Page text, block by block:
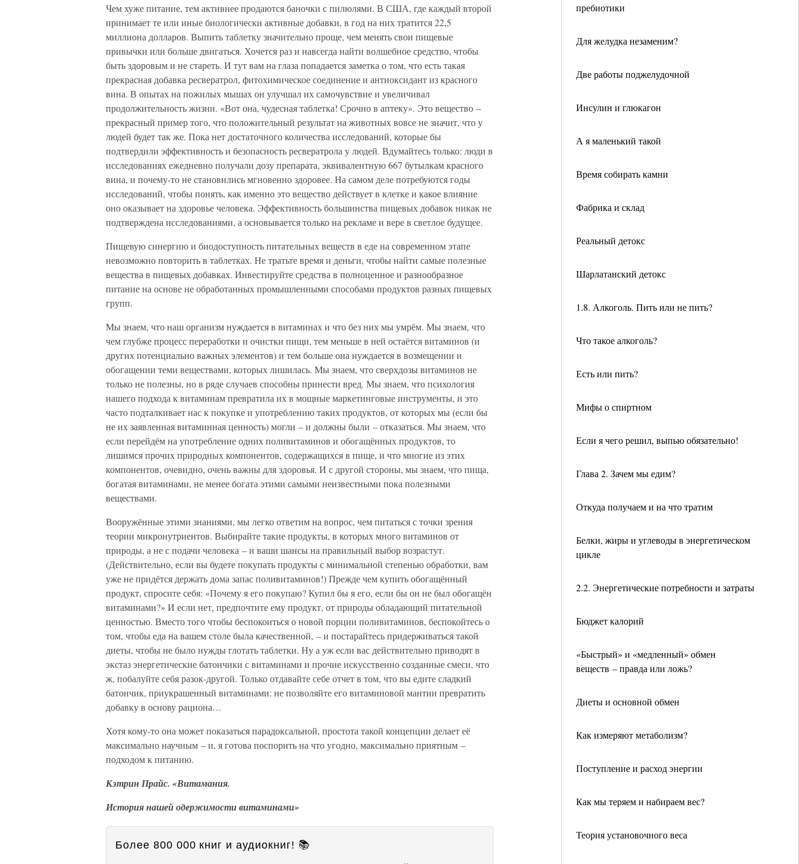
пребиотики
Для желудка незаменим?
Две работы поджелудочной
Инсулин и глюкагон
А я маленький такой
Время собирать камни
Фабрика и склад
Реальный детокс
Шарлатанский детокс
1.8. Алкоголь. Пить или не пить?
Что такое алкоголь?
Есть или пить?
Мифы о спиртном
Если я чего решил, выпью обязательно!
Глава 2. Зачем мы едим?
Откуда получаем и на что тратим
Белки, жиры и углеводы в энергетическом
цикле
2.2. Энергетические потребности и затраты
Бюджет калорий
«Быстрый» и «медленный» обмен
веществ – правда или ложь?
Диеты и основной обмен
Как измеряют метаболизм?
Поступление и расход энергии
Как мы теряем и набираем вес?
Теория установочного веса
Чем хуже питание, тем активнее продаются баночки с пилюлями. В США, где каждый второй
принимает те или иные биологически активные добавки, в год на них тратится 22,5
миллиона долларов. Выпить таблетку значительно проще, чем менять свои пищевые
привычки или больше двигаться. Хочется раз и навсегда найти волшебное средство, чтобы
быть здоровым и не стареть. И тут вам на глаза попадается заметка о том, что есть такая
прекрасная добавка ресвератрол, фитохимическое соединение и антиоксидант из красного
вина. В опытах на пожилых мышах он улучшал их самочувствие и увеличивал
продолжительность жизни. «Вот она, чудесная таблетка! Срочно в аптеку». Это вещество –
прекрасный пример того, что положительный результат на животных вовсе не значит, что у
людей будет так же. Пока нет достаточного количества исследований, которые бы
подтвердили эффективность и безопасность ресвератрола у людей. Вдумайтесь только: люди в
исследованиях ежедневно получали дозу препарата, эквивалентную 667 бутылкам красного
вина, и почему-то не становились мгновенно здоровее. На самом деле потребуются годы
исследований, чтобы понять, как именно это вещество действует в клетке и какое влияние
оно оказывает на здоровье человека. Эффективность большинства пищевых добавок никак не
подтверждена исследованиями, а основывается только на рекламе и вере в светлое будущее.
Пищевую синергию и биодоступность питательных веществ в еде на современном этапе
невозможно повторить в таблетках. Не тратьте время и деньги, чтобы найти самые полезные
вещества в пищевых добавках. Инвестируйте средства в полноценное и разнообразное
питание на основе не обработанных промышленными способами продуктов разных пищевых
групп.
Мы знаем, что наш организм нуждается в витаминах и что без них мы умрём. Мы знаем, что
чем глубже процесс переработки и очистки пищи, тем меньше в ней остаётся витаминов (и
других потенциально важных элементов) и тем больше она нуждается в возмещении и
обогащении теми веществами, которых лишилась. Мы знаем, что сверхдозы витаминов не
только не полезны, но в ряде случаев способны принести вред. Мы знаем, что психология
нашего подхода к витаминам превратила их в мощные маркетинговые инструменты, и это
часто подталкивает нас к покупке и употреблению таких продуктов, от которых мы (если бы
не их заявленная витаминная ценность) могли – и должны были – отказаться. Мы знаем, что
если перейдём на употребление одних поливитаминов и обогащённых продуктов, то
лишимся прочих природных компонентов, содержащихся в пище, и что многие из этих
компонентов, очевидно, очень важны для здоровья. И с другой стороны, мы знаем, что пища,
богатая витаминами, не менее богата этими самыми неизвестными пока полезными
веществами.
Вооружённые этими знаниями, мы легко ответим на вопрос, чем питаться с точки зрения
теории микронутриентов. Выбирайте такие продукты, в которых много витаминов от
природы, а не с подачи человека – и ваши шансы на правильный выбор возрастут.
(Действительно, если вы будете покупать продукты с минимальной степенью обработки, вам
уже не придётся держать дома запас поливитаминов!) Прежде чем купить обогащённый
продукт, спросите себя: «Почему я его покупаю? Купил бы я его, если бы он не был обогащён
витаминами?» И если нет, предпочтите ему продукт, от природы обладающий питательной
ценностью. Вместо того чтобы беспокоиться о новой порции поливитаминов, беспокойтесь о
том, чтобы еда на вашем столе была качественной, – и постарайтесь придерживаться такой
диеты, чтобы не было нужды глотать таблетки. Ну а уж если вас действительно приводят в
экстаз энергетические батончики с витаминами и прочие искусственно созданные смеси, что
ж, побалуйте себя разок-другой. Только отдавайте себе отчет в том, что вы едите сладкий
батончик, приукрашенный витаминами: не позволяйте его витаминовой мантии превратить
добавку в основу рациона…
Хотя кому-то она может показаться парадоксальной, простота такой концепции делает её
максимально научным – и, я готова поспорить на что угодно, максимально приятным –
подходом к питанию.
Кэтрин Прайс. «Витамания.
История нашей одержимости витаминами»
Более 800 000 книг и аудиокниг! 📚